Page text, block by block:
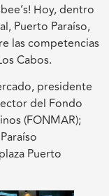
Hoy, dentro
Puerto Paraíso,
las competencias
Cabos.
presidente
del Fondo
(FONMAR);
Puerto